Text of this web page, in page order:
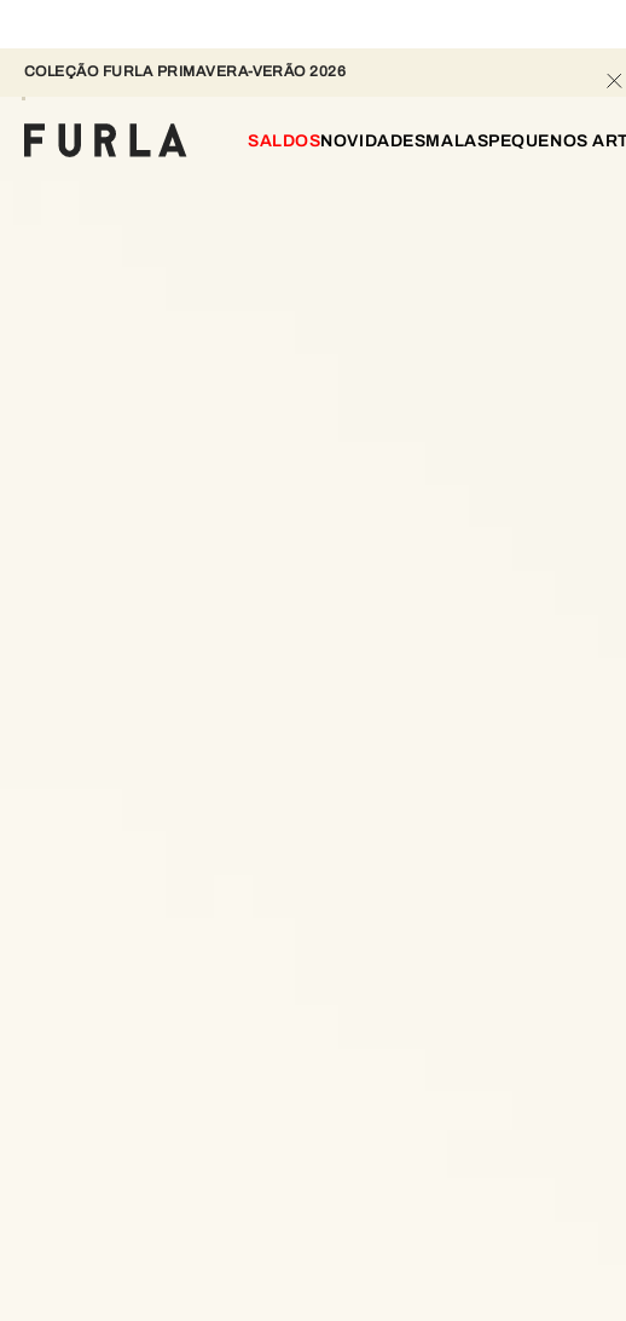
COLEÇÃO FURLA PRIMAVERA-VERÃO 2026
SALDOSNOVIDADESMALASPEQUENOS